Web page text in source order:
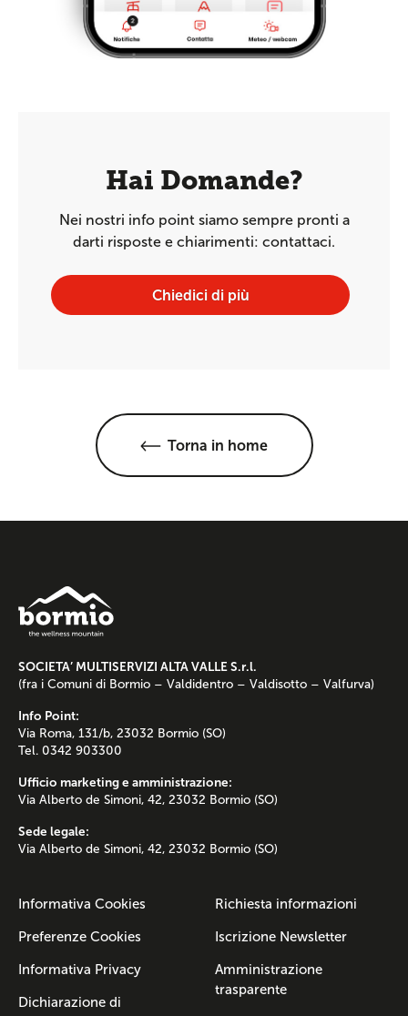
Hai Domande?
Nei nostri info point siamo sempre pronti a
darti risposte e chiarimenti: contattaci.
Chiedici di più
Torna in home
SOCIETA’ MULTISERVIZI ALTA VALLE S.r.l.
(fra i Comuni di Bormio – Valdidentro – Valdisotto – Valfurva)
Info Point:
Via Roma, 131/b, 23032 Bormio (SO)
Tel. 0342 903300
Ufficio marketing e amministrazione:
Via Alberto de Simoni, 42, 23032 Bormio (SO)
Sede legale:
Via Alberto de Simoni, 42, 23032 Bormio (SO)
Informativa Cookies
Preferenze Cookies
Informativa Privacy
Dichiarazione di
Richiesta informazioni
Iscrizione Newsletter
Amministrazione
trasparente